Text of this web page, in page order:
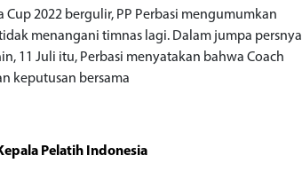
Cup 2022 bergulir, PP Perbasi mengumumkan
menangani timnas lagi. Dalam jumpa persnya
11 Juli itu, Perbasi menyatakan bahwa Coach
keputusan bersama
Pelatih Indonesia